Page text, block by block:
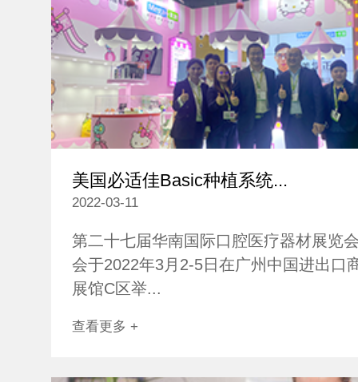
美国必适佳Basic种植系统...
2022-03-11
第二十七届华南国际口腔医疗器材展览
会于2022年3月2-5日在广州中国进出口
展馆C区举...
查看更多 +